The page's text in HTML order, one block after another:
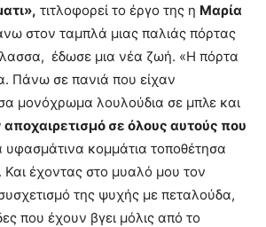
τιτλοφορεί το έργο της η Μαρία
στον ταμπλά μιας παλιάς πόρτας
έδωσε μια νέα ζωή. «Η πόρτα
Πάνω σε πανιά που είχαν
μονόχρωμα λουλούδια σε μπλε και
σε όλους αυτούς που
υφασμάτινα κομμάτια τοποθέτησα
έχοντας στο μυαλό μου τον
της ψυχής με πεταλούδα,
που έχουν βγει μόλις από το